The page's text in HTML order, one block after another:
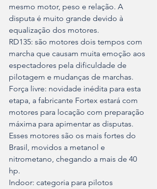
mesmo motor, peso e relação. A
disputa é muito grande devido à
equalização dos motores.
RD135: são motores dois tempos com
marcha que causam muita emoção aos
espectadores pela dificuldade de
pilotagem e mudanças de marchas.
Força livre: novidade inédita para esta
etapa, a fabricante Fortex estará com
motores para locação com preparação
máxima para apimentar as disputas.
Esses motores são os mais fortes do
Brasil, movidos a metanol e
nitrometano, chegando a mais de 40
hp.
Indoor: categoria para pilotos